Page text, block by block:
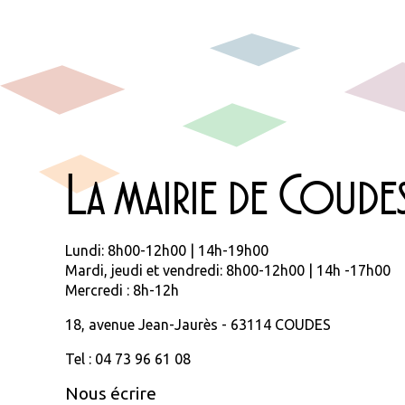
La mairie de
Lundi: 8h00-12h00 | 14h-19h00
Mardi, jeudi et vendredi: 8h00-12h00 | 14h -17h00
Mercredi : 8h-12h
18, avenue Jean-Jaurès - 63114 COUDES
Tel : 04 73 96 61 08
Nous écrire